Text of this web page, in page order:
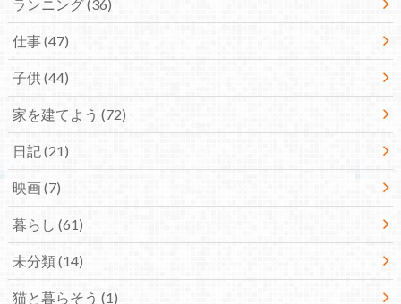
ランニング(36)
仕事(47)
子供(44)
家を建てよう (72)
日記(21)
映画(7)
暮らし (61)
未分類(14)
猫と暮らそう (1)